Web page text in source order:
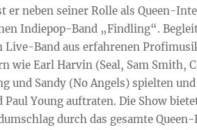
er neben seiner Rolle als Queen-
Indiepop-Band „Findling“.
Live-Band aus erfahrenen
wie Earl Harvin (Seal, Sam Smith,
und Sandy (No Angels) spielten
Young auftraten. Die Show
durch das gesamte